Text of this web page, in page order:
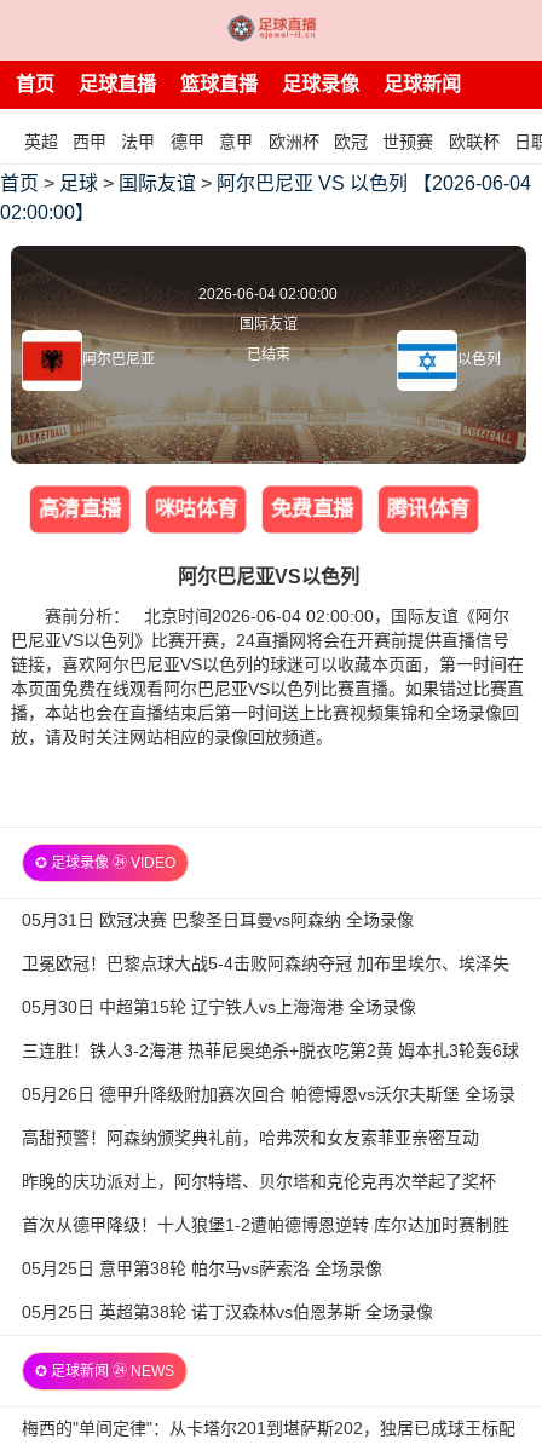
首页 足球直播 篮球直播 足球录像 足球新闻
英超 西甲 法甲 德甲 意甲 欧洲杯 欧冠 世预赛 欧联杯 日
首页 > 足球 > 国际友谊 > 阿尔巴尼亚 VS 以色列 【2026-06-04
02:00:00】
阿尔巴尼亚
2026-06-04 02:00:00
国际友谊
已结束
以色列
高清直播 咪咕体育 免费直播 腾讯体育
阿尔巴尼亚VS以色列
赛前分析： 北京时间2026-06-04 02:00:00，国际友谊《阿尔
巴尼亚VS以色列》比赛开赛，24直播网将会在开赛前提供直播信号
链接，喜欢阿尔巴尼亚VS以色列的球迷可以收藏本页面，第一时间在
本页面免费在线观看阿尔巴尼亚VS以色列比赛直播。如果错过比赛直
播，本站也会在直播结束后第一时间送上比赛视频集锦和全场录像回
放，请及时关注网站相应的录像回放频道。
✪ 足球录像 ㉔ VIDEO
05月31日 欧冠决赛 巴黎圣日耳曼vs阿森纳 全场录像
卫冕欧冠！巴黎点球大战5-4击败阿森纳夺冠 加布里埃尔、埃泽失
05月30日 中超第15轮 辽宁铁人vs上海海港 全场录像
三连胜！铁人3-2海港 热菲尼奥绝杀+脱衣吃第2黄 姆本扎3轮轰6球
05月26日 德甲升降级附加赛次回合 帕德博恩vs沃尔夫斯堡 全场录
像
高甜预警！阿森纳颁奖典礼前，哈弗茨和女友索菲亚亲密互动
昨晚的庆功派对上，阿尔特塔、贝尔塔和克伦克再次举起了奖杯
首次从德甲降级！十人狼堡1-2遭帕德博恩逆转 库尔达加时赛制胜
05月25日 意甲第38轮 帕尔马vs萨索洛 全场录像
05月25日 英超第38轮 诺丁汉森林vs伯恩茅斯 全场录像
✪ 足球新闻 ㉔ NEWS
梅西的"单间定律"：从卡塔尔201到堪萨斯202，独居已成球王标配